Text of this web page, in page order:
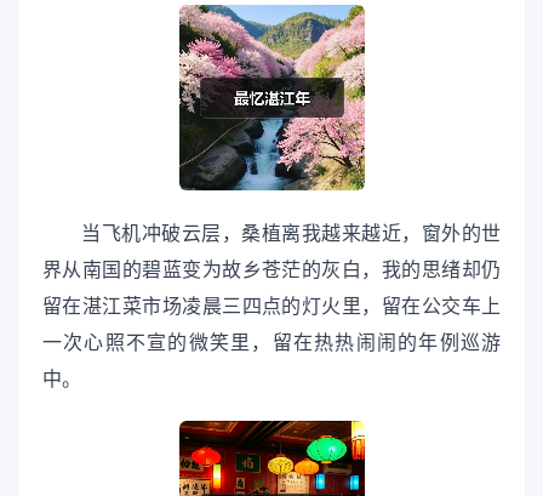
当飞机冲破云层，桑植离我越来越近，窗外的世
界从南国的碧蓝变为故乡苍茫的灰白，我的思绪却仍
留在湛江菜市场凌晨三四点的灯火里，留在公交车上
一次心照不宣的微笑里，留在热热闹闹的年例巡游
中。